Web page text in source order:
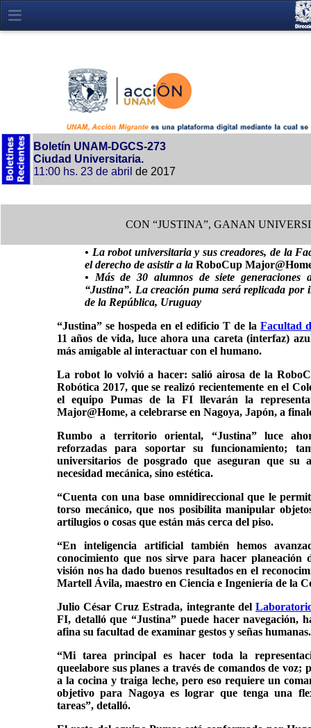
Boletín UNAM-DGCS-273
Ciudad Universitaria.
11:00 hs. 23 de abril de 2017
CON “JUSTINA”, GANAN
• La robot universitaria y sus creadores, de la
el derecho de asistir a la RoboCup
• Más de 30 alumnos de siete generaciones
“Justina”. La creación puma será replicada por
de la República, Uruguay
“Justina” se hospeda en el edificio T de la Facultad
11 años de vida, luce ahora una careta (interfaz)
más amigable al interactuar con el humano.
La robot lo volvió a hacer: salió airosa de la
Robótica 2017, que se realizó recientemente en el
el equipo Pumas de la FI llevarán la
Major@Home, a celebrarse en Nagoya, Japón, a
Rumbo a territorio oriental, “Justina” luce
reforzadas para soportar su funcionamiento;
universitarios de posgrado que aseguran que su
necesidad mecánica, sino estética.
“Cuenta con una base omnidireccional que le
torso mecánico, que nos posibilita manipular
artilugios o cosas que están más cerca del piso.
“En inteligencia artificial también hemos
conocimiento que nos sirve para hacer planeación
visión nos ha dado buenos resultados en el
Martell Ávila, maestro en Ciencia e Ingeniería de la
Julio César Cruz Estrada, integrante del
FI, detalló que “Justina” puede hacer navegación,
afina su facultad de examinar gestos y señas humanas.
“Mi tarea principal es hacer toda la
queelabore sus planes a través de comandos de
a la cocina y traiga leche, pero eso requiere un
objetivo para Nagoya es lograr que tenga una
tareas”, detalló.